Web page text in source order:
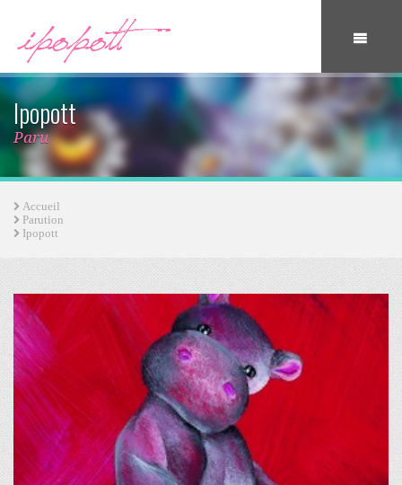
Ipopott
Paru
Accueil
Parution
Ipopott